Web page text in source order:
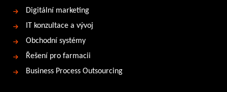
Digitální marketing
IT konzultace a vývoj
Obchodní systémy
Řešení pro farmacii
Business Process Outsourcing